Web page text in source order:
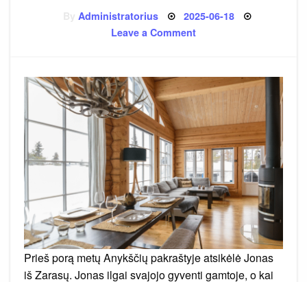
Administratorius Posted
2025-06-18
Leave a Commenton
–
natūralumo
mada
ar
ilgaamžė
vertybė?
Prieš porą metų Anykščių pakraštyje atsikėlė Jonas
iš Zarasų. Jonas ilgai svajojo gyventi gamtoje, o kai